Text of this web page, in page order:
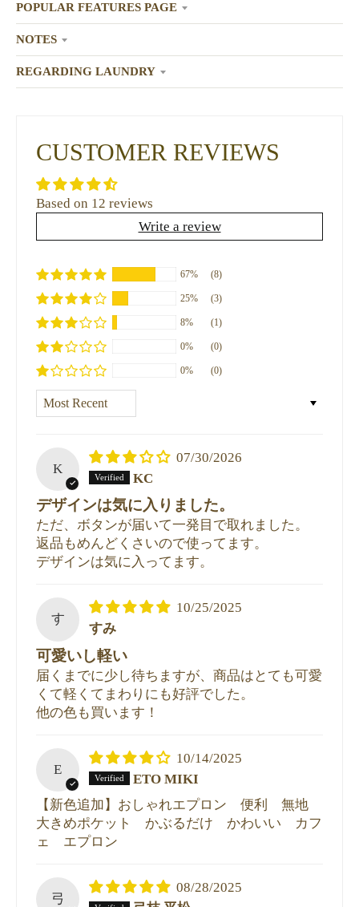
POPULAR FEATURES PAGE
NOTES
REGARDING LAUNDRY
CUSTOMER REVIEWS
Based on 12 reviews
Write a review
67% (8)
25% (3)
8% (1)
0% (0)
0% (0)
Sort by
K
07/30/2026
KC
デザインは気に入りました。
ただ、ボタンが届いて一発目で取れました。
返品もめんどくさいので使ってます。
デザインは気に入ってます。
す
10/25/2025
すみ
可愛いし軽い
届くまでに少し待ちますが、商品はとても可愛
くて軽くてまわりにも好評でした。
他の色も買います！
E
10/14/2025
ETO MIKI
【新色追加】おしゃれエプロン 便利 無地
大きめポケット かぶるだけ かわいい カフ
ェ エプロン
弓
08/28/2025